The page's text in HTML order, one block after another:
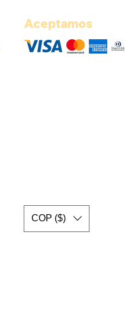
Aceptamos
COP ($)